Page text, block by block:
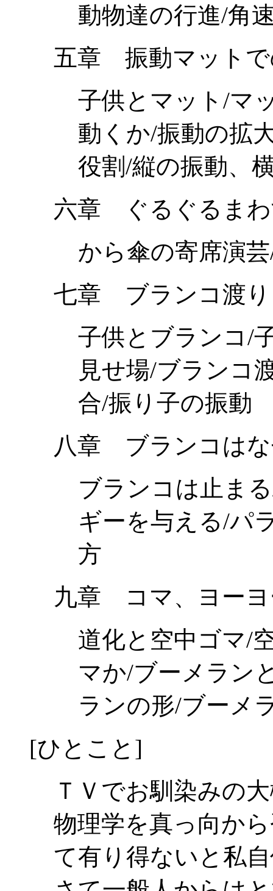
動物達の行進/角
五章 振動マットで
子供とマット/マ
動くか/振動の拡
役割/縦の振動、
六章 ぐるぐるま
から傘の寄席演
七章 ブランコ渡り
子供とブランコ/
見せ場/ブランコ
合/振り子の振動
八章 ブランコは
ブランコは止ま
ギーを与える/パ
方
九章 コマ、ヨーヨ
道化と空中ゴマ/
マか/ブーメラン
ランの形/ブーメ
[ひとこと]
ＴＶでお馴染みの
物理学を真っ向か
て有り得ないと私